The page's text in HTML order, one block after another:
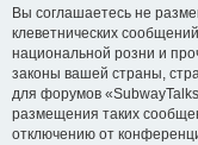
Вы соглашаетесь не
клеветнических
национальной розни и
законы вашей страны,
для форумов
размещения таких
отключению от